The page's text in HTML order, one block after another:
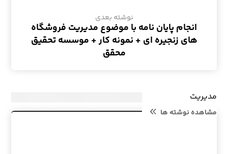
نوشته بعدی
انجام پایان نامه با موضوع مدیریت فروشگاه
های زنجیره ای + نمونه کار + موسسه تحقیق
محقق
مدیریت
مشاهده نوشته ها